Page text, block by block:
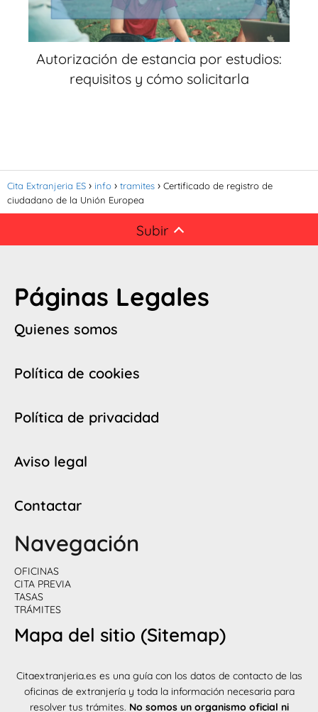
Autorización de estancia por estudios:
requisitos y cómo solicitarla
Cita Extranjeria ES info tramites
Certificado de registro de
ciudadano de la Unión Europea
Subir
Páginas Legales
Quienes somos
Política de cookies
Política de privacidad
Aviso legal
Contactar
Navegación
OFICINAS
CITA PREVIA
TASAS
TRÁMITES
Mapa del sitio (Sitemap)
Citaextranjeria.es es una guía con los datos de contacto de las
oficinas de extranjería y toda la información necesaria para
resolver tus trámites. No somos un organismo oficial ni